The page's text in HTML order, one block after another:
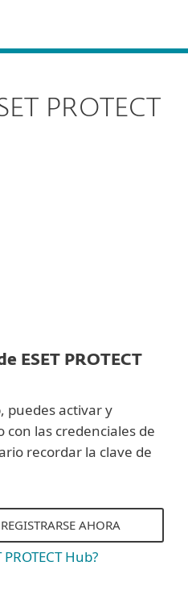
PROTECT
ESET PROTECT
puedes activar y
las credenciales de
recordar la clave de
AHORA
PROTECT Hub?